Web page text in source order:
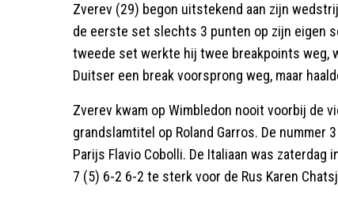
Zverev (29) begon uitstekend aan zijn
de eerste set slechts 3 punten op zijn eigen
tweede set werkte hij twee breakpoints weg,
Duitser een break voorsprong weg, maar
Zverev kwam op Wimbledon nooit voorbij de
grandslamtitel op Roland Garros. De
Parijs Flavio Cobolli. De Italiaan was
7 (5) 6-2 6-2 te sterk voor de Rus Karen